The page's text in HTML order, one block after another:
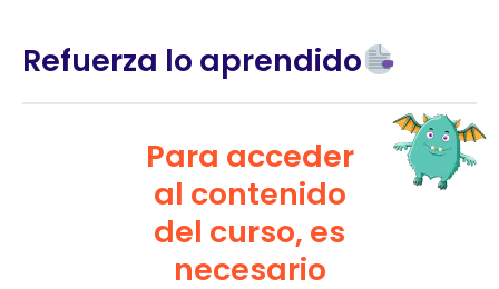
Refuerza lo aprendido
Para acceder
al contenido
del curso, es
necesario